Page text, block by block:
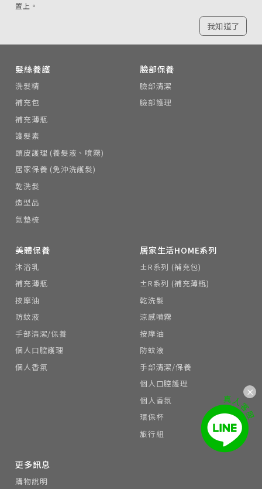
置上。
我知道了
髮絲養護
洗髮精
補充包
補充薄瓶
護髮素
頭皮護理 (養髮液、噴霧)
居家保養 (免沖洗護髮)
乾洗髮
造型品
氣墊梳
臉部保養
臉部清潔
臉部護理
美體保養
沐浴乳
補充薄瓶
按摩油
防蚊液
手部清潔/保養
個人口腔護理
個人香氛
居家生活HOME系列
±R系列 (補充包)
±R系列 (補充薄瓶)
乾洗髮
涼感噴霧
按摩油
防蚊液
手部清潔/保養
個人口腔護理
個人香氛
環保杯
旅行組
更多訊息
購物說明